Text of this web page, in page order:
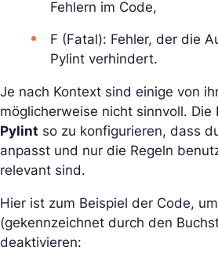
Fehlern im Code,
F (Fatal): Fehler, der die
Pylint verhindert.
Je nach Kontext sind einige von
möglicherweise nicht sinnvoll. Die
Pylint so zu konfigurieren, dass
anpasst und nur die Regeln
relevant sind.
Hier ist zum Beispiel der Code,
(gekennzeichnet durch den
deaktivieren: